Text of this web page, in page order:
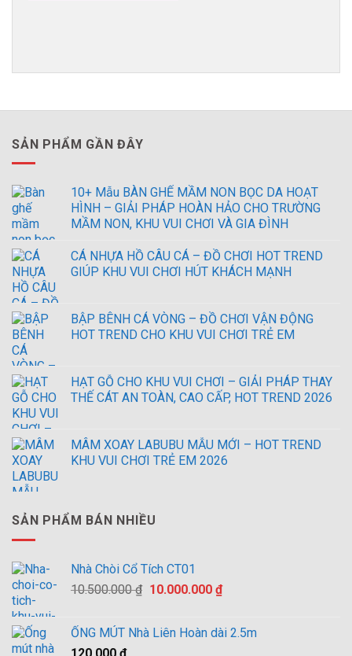
SẢN PHẨM GẦN ĐÂY
10+ Mẫu BÀN GHẾ MẦM NON BỌC DA HOẠT
HÌNH – GIẢI PHÁP HOÀN HẢO CHO TRƯỜNG
MẦM NON, KHU VUI CHƠI VÀ GIA ĐÌNH
CÁ NHỰA HỒ CÂU CÁ – ĐỒ CHƠI HOT TREND
GIÚP KHU VUI CHƠI HÚT KHÁCH MẠNH
BẬP BÊNH CÁ VÒNG – ĐỒ CHƠI VẬN ĐỘNG
HOT TREND CHO KHU VUI CHƠI TRẺ EM
HẠT GỖ CHO KHU VUI CHƠI – GIẢI PHÁP THAY
THẾ CÁT AN TOÀN, CAO CẤP, HOT TREND 2026
MÂM XOAY LABUBU MẪU MỚI – HOT TREND
KHU VUI CHƠI TRẺ EM 2026
SẢN PHẨM BÁN NHIỀU
Nhà Chòi Cổ Tích CT01
10.500.000₫ Giá
10.500.000 ₫.
10.000.000 ₫Giá
là:
ỐNG MÚT Nhà Liên Hoàn dài 2.5m